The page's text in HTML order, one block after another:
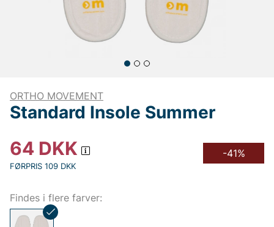
ORTHO MOVEMENT
Standard Insole Summer
64 DKK
FØRPRIS 109 DKK
-41%
Findes i flere farver: